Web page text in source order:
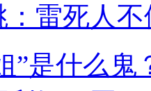
雷死人